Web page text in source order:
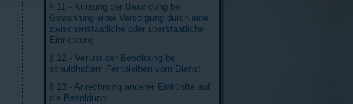
§ 11 - Kürzung der Besoldung bei
Gewährung einer Versorgung durch eine
zwischenstaatliche oder überstaatliche
Einrichtung
§ 12 - Verlust der Besoldung bei
schuldhaftem Fernbleiben vom Dienst
§ 13 - Anrechnung anderer Einkünfte auf
die Besoldung